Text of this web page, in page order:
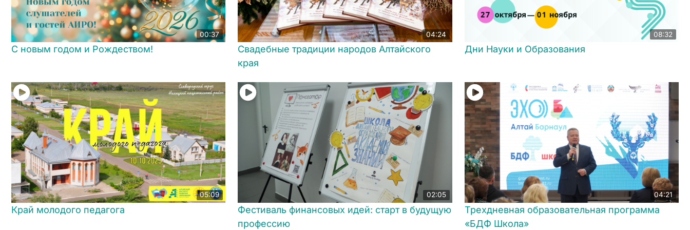
00:37
С новым годом и Рождеством!
04:24
Свадебные традиции народов Алтайского
края
08:32
Дни Науки и Образования
05:09
Край молодого педагога
02:05
Фестиваль финансовых идей: старт в будущую
профессию
04:21
Трехдневная образовательная программа
«БДФ Школа»